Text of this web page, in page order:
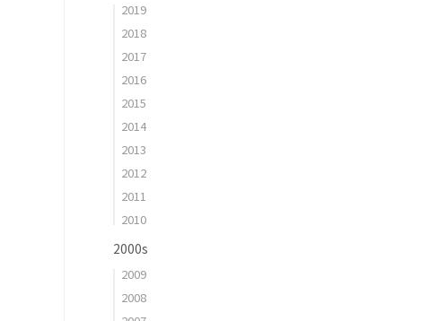
2019
2018
2017
2016
2015
2014
2013
2012
2011
2010
2000s
2009
2008